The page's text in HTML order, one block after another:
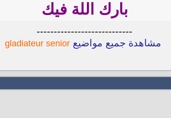
بارك اللة فيك
----------------------------
مشاهدة جميع مواضيع gladiateur senior